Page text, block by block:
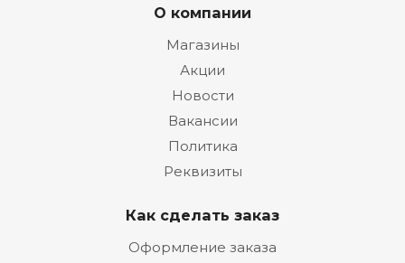
О компании
Магазины
Акции
Новости
Вакансии
Политика
Реквизиты
Как сделать заказ
Оформление заказа